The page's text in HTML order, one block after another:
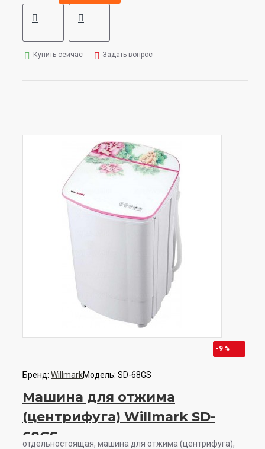
Купить сейчас Задать вопрос
-9 %
Бренд: WillmarkМодель: SD-68GS
Машина для отжима
(центрифуга) Willmark SD-
68GS
отдельностоящая, машина для отжима (центрифуга),